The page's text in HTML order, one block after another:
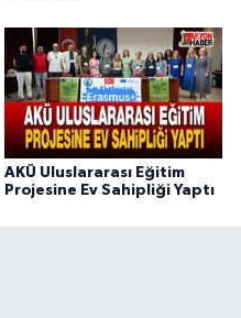
AKÜ Uluslararası Eğitim
Projesine Ev Sahipliği Yaptı